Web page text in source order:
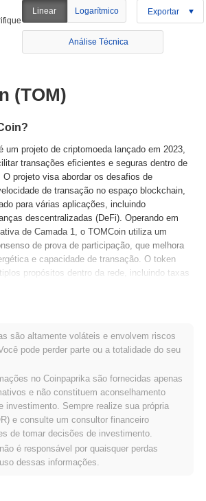
Linear Logarítmico Exportar
Análise Técnica
(TOM)
um projeto de criptomoeda lançado em 2023,
transações eficientes e seguras dentro de
projeto visa abordar os desafios de
de transação no espaço blockchain,
para várias aplicações, incluindo
descentralizadas (DeFi). Operando em
de Camada 1, o TOMCoin utiliza um
de prova de participação, que melhora
e capacidade de transação. O token
propósitos dentro da rede, incluindo taxas
dos processos de tomada de
por sua abordagem inovadora de integrar
avançadas, que aumentam a segurança e
usuários. Isso posiciona o TOMCoin como um
no cenário em evolução das moedas digitais,
individuais quanto desenvolvedores em
robusta para suas aplicações.
o TOMCoin começou?
em março de 2021, quando a equipe
seu whitepaper, delineando a visão e a estrutura
O projeto lançou sua testnet em junho de
são altamente voláteis e envolvem riscos
pode perder parte ou a totalidade do seu
no Coinpaprika são fornecidas apenas
e não constituem aconselhamento
investimento. Sempre realize sua própria
e consulte um consultor financeiro
de tomar decisões de investimento.
é responsável por quaisquer perdas
dessas informações.